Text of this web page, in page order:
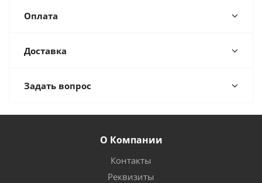
Оплата
Доставка
Задать вопрос
О Компании
Контакты
Реквизиты